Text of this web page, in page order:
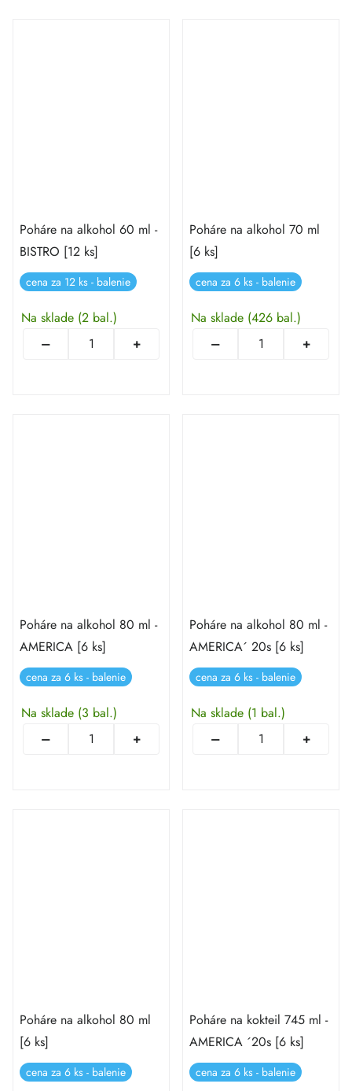
Poháre na alkohol 60 ml -
BISTRO [12 ks]
cena za 12 ks - balenie
Na sklade (2 bal.)
Poháre na alkohol 70 ml
[6 ks]
cena za 6 ks - balenie
Na sklade (426 bal.)
Poháre na alkohol 80 ml -
AMERICA [6 ks]
cena za 6 ks - balenie
Na sklade (3 bal.)
Poháre na alkohol 80 ml -
AMERICA´ 20s [6 ks]
cena za 6 ks - balenie
Na sklade (1 bal.)
Poháre na alkohol 80 ml
[6 ks]
cena za 6 ks - balenie
Poháre na kokteil 745 ml -
AMERICA ´20s [6 ks]
cena za 6 ks - balenie